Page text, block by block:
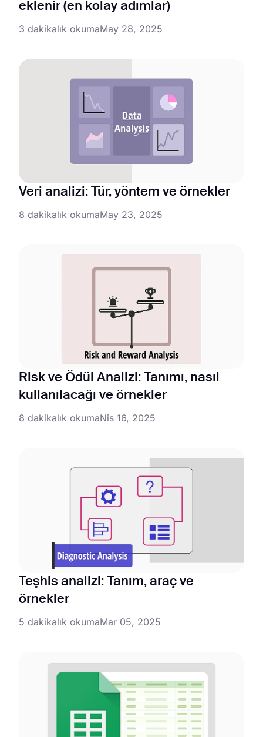
eklenir (en kolay adımlar)
3 dakikalık okumaMay 28, 2025
Veri analizi: Tür, yöntem ve örnekler
8 dakikalık okumaMay 23, 2025
Risk ve Ödül Analizi: Tanımı, nasıl
kullanılacağı ve örnekler
8 dakikalık okumaNis 16, 2025
Teşhis analizi: Tanım, araç ve
örnekler
5 dakikalık okumaMar 05, 2025